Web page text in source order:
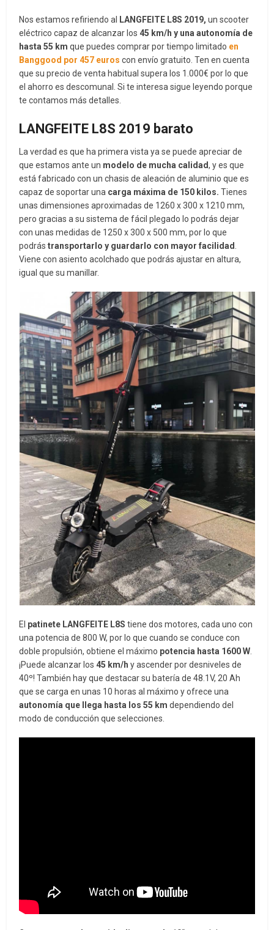
Nos estamos refiriendo al LANGFEITE L8S 2019, un scooter
eléctrico capaz de alcanzar los45 km/h y una autonomía de
hasta 55 km que puedes comprar por tiempo limitado en
Banggood por 457 euros con envío gratuito. Ten en cuenta
que su precio de venta habitual supera los 1.000€ por lo que
el ahorro es descomunal. Si te interesa sigue leyendo porque
te contamos más detalles.
LANGFEITE L8S 2019 barato
La verdad es que ha primera vista ya se puede apreciar de
que estamos ante un modelo de mucha calidad, y es que
está fabricado con un chasis de aleación de aluminio que es
capaz de soportar una carga máxima de 150 kilos. Tienes
unas dimensiones aproximadas de 1260 x 300 x 1210 mm,
pero gracias a su sistema de fácil plegado lo podrás dejar
con unas medidas de 1250 x 300 x 500 mm, por lo que
podrás transportarlo y guardarlo con mayor facilidad
Viene con asiento acolchado que podrás ajustar en altura,
igual que su manillar.
El patinete LANGFEITE L8Stiene dos motores, cada uno con
una potencia de 800 W, por lo que cuando se conduce con
doble propulsión, obtiene el máximo potencia hasta 1600 W
¡Puede alcanzar los 45 km/hy ascender por desniveles de
40º! También hay que destacar su batería de 48.1V, 20 Ah
que se carga en unas 10 horas al máximo y ofrece una
autonomía que llega hasta los 55 km dependiendo del
modo de conducción que selecciones.